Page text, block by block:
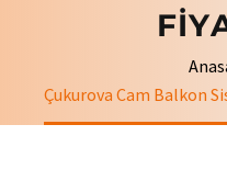
Çukurova Cam Balkon